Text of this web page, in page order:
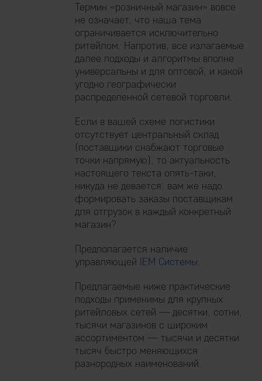
Термин «розничный магазин» вовсе
не означает, что наша тема
ограничивается исключительно
ритейлом. Напротив, все излагаемые
далее подходы и алгоритмы вполне
универсальны и для оптовой, и какой
угодно географически
распределенной сетевой торговли.
Если в вашей схеме логистики
отсутствует центральный склад
(поставщики снабжают торговые
точки напрямую), то актуальность
настоящего текста опять-таки,
никуда не девается: вам же надо
формировать заказы поставщикам
для отгрузок в каждый конкретный
магазин?
Предполагается наличие
управляющей IEM Системы.
Предлагаемые ниже практические
подходы применимы для крупных
ритейловых сетей — десятки, сотни,
тысячи магазинов с широким
ассортиментом — тысячи и десятки
тысяч быстро меняющихся
разнородных наименований.